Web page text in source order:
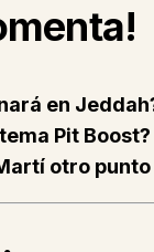
en
Pit Boost?
otro punto